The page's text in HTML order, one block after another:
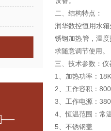
二、结构特点：
润华数控恒用水
锈钢加热管，温
求随意调节使用。
三、技术参数：
1、加热功率
2、工作容积：
3、工作电源：
4、恒温范围：
5、不锈钢盖